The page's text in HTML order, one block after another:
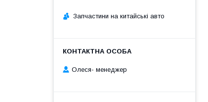
Запчастини на китайські авто
Олеся- менеджер